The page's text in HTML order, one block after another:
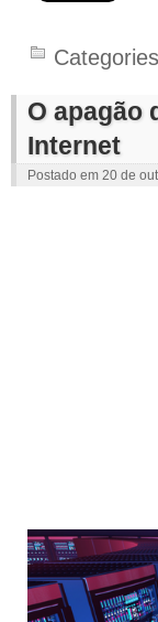
O apagão
Internet
Postado em 20 de